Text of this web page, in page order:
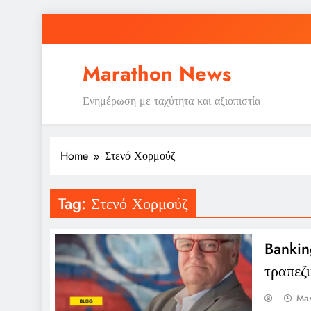
Marathon News
Ενημέρωση με ταχύτητα και αξιοπιστία
Home Στενό Χορμούζ
Tag: Στενό Χορμούζ